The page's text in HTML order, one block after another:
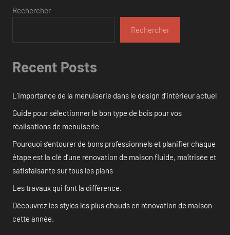
Rechercher
Rechercher
Recent Posts
L’importance de la menuiserie dans le design d’intérieur actuel
Guide pour sélectionner le bon type de bois pour vos
réalisations de menuiserie
Pourquoi s’entourer de bons professionnels et planifier chaque
étape est la clé d’une rénovation de maison fluide, maîtrisée et
satisfaisante sur tous les plans
Les travaux qui font la différence.
Découvrez les styles les plus chauds en rénovation de maison
cette année.